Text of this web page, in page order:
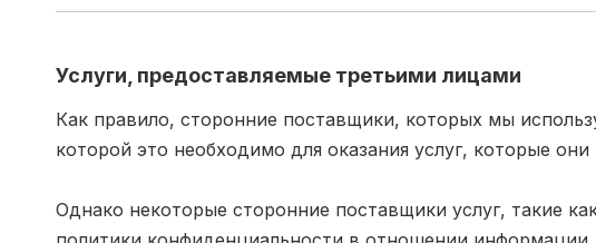
Услуги, предоставляемые третьими лицами
Как правило, сторонние поставщики, которых мы
которой это необходимо для оказания услуг, которые
Однако некоторые сторонние поставщики услуг, такие